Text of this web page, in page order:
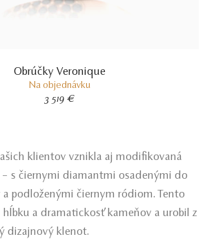
Obrúčky Veronique
Na objednávku
3 519 €
klientov vznikla aj modifikovaná
– s čiernymi diamantmi osadenými do
a podloženými čiernym ródiom. Tento
a dramatickosť kameňov a urobil z
dizajnový klenot.